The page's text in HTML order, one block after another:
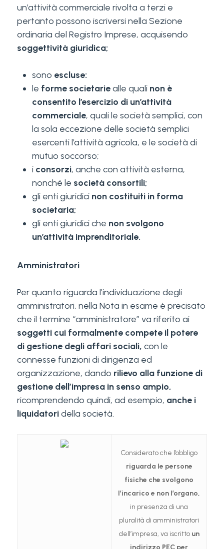
un’attività commerciale rivolta a terzi e
pertanto possono iscriversi nella Sezione
ordinaria del Registro Imprese, acquisendo
soggettività giuridica;
sono escluse:
le forme societariealle quali non è
consentito l’esercizio di un’attività
commerciale, quali le società semplici, con
la sola eccezione delle società semplici
esercenti l’attività agricola, e le società di
mutuo soccorso;
i consorzi, anche con attività esterna,
nonché le società consortili;
gli enti giuridici non costituiti in forma
societaria;
gli enti giuridici che non svolgono
un’attività imprenditoriale.
Amministratori
Per quanto riguarda l’individuazione degli
amministratori, nella Nota in esame è precisato
che il termine “amministratore” va riferito ai
soggetti cui formalmente compete il potere
di gestione degli affari sociali, con le
connesse funzioni di dirigenza ed
organizzazione, dando rilievo alla funzione di
gestione dell’impresa in senso ampio,
ricomprendendo quindi, ad esempio, anche i
liquidatoridella società.
Considerato che l’obbligo
riguarda le persone
fisiche che svolgono
l’incarico e non l’organo,
in presenza di una
pluralità di amministratori
dell’impresa, va iscritto un
indirizzo PEC per